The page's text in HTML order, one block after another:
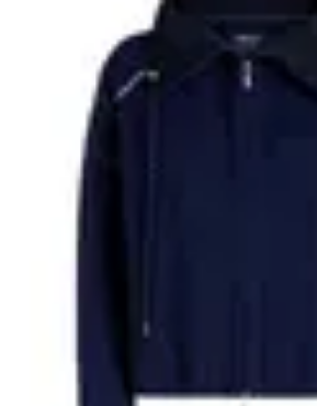
Astuces du Quotidien
Économie domestique
Cuisine et Alimentation
Organisation Productivité
Astuces du Quotidien